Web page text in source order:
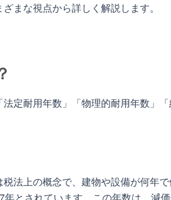
まな視点から詳しく解説します。
定耐用年数」「物理的耐用年数」
法上の概念で、建物や設備が何年